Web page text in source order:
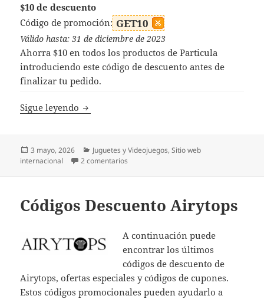
$10 de descuento
Código de promoción: GET10
Válido hasta: 31 de diciembre de 2023
Ahorra $10 en todos los productos de Particula
introduciendo este código de descuento antes de
finalizar tu pedido.
Sigue leyendo Códigos Descuento Particula
Publicado
el
3 mayo, 2026 Categorías
Juguetes y Videojuegos,Sitio web
internacional
2 comentarios
Códigos Descuento Airytops
A continuación puede
encontrar los últimos
códigos de descuento de
Airytops, ofertas especiales y códigos de cupones.
Estos códigos promocionales pueden ayudarlo a